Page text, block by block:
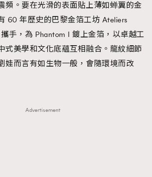
頻。要在光滑的表面貼上薄如蝉翼的金
60 年歷史的巴黎金箔工坊 Ateliers
手，為 Phantom I 鍍上金箔，以卓越工
式美學和文化底蘊互相融合。龍紋細節
娃而言有如生物一般，會隨環境而改
Advertisement